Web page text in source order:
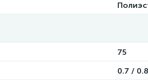
75
0.7 / 0.8